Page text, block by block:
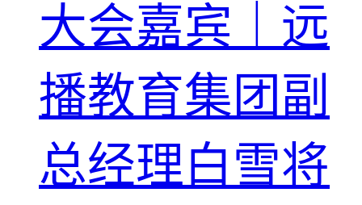
大会嘉宾｜远
播教育集团副
总经理白雪将